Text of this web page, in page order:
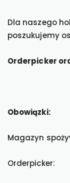
Dla naszego
poszukujemy
Orderpicker
Obowiązki:
Magazyn
Orderpicker: